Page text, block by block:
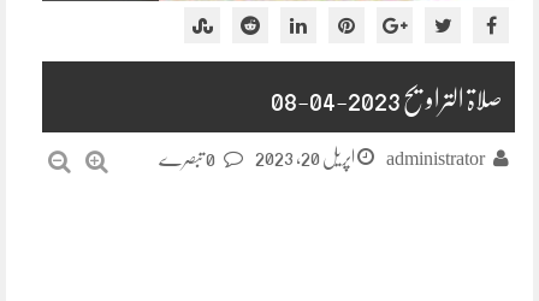
صلاۃ التراویح 2023-04-08
administrator اپریل 20, 2023